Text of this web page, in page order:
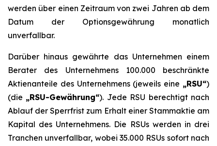
werden über einen Zeitraum von zwei Jahren ab dem
Datum der Optionsgewährung monatlich
unverfallbar.
Darüber hinaus gewährte das Unternehmen einem
Berater des Unternehmens 100.000 beschränkte
Aktienanteile des Unternehmens (jeweils eine „RSU“)
(die „RSU-Gewährung“). Jede RSU berechtigt nach
Ablauf der Sperrfrist zum Erhalt einer Stammaktie am
Kapital des Unternehmens. Die RSUs werden in drei
Tranchen unverfallbar, wobei 35.000 RSUs sofort nach